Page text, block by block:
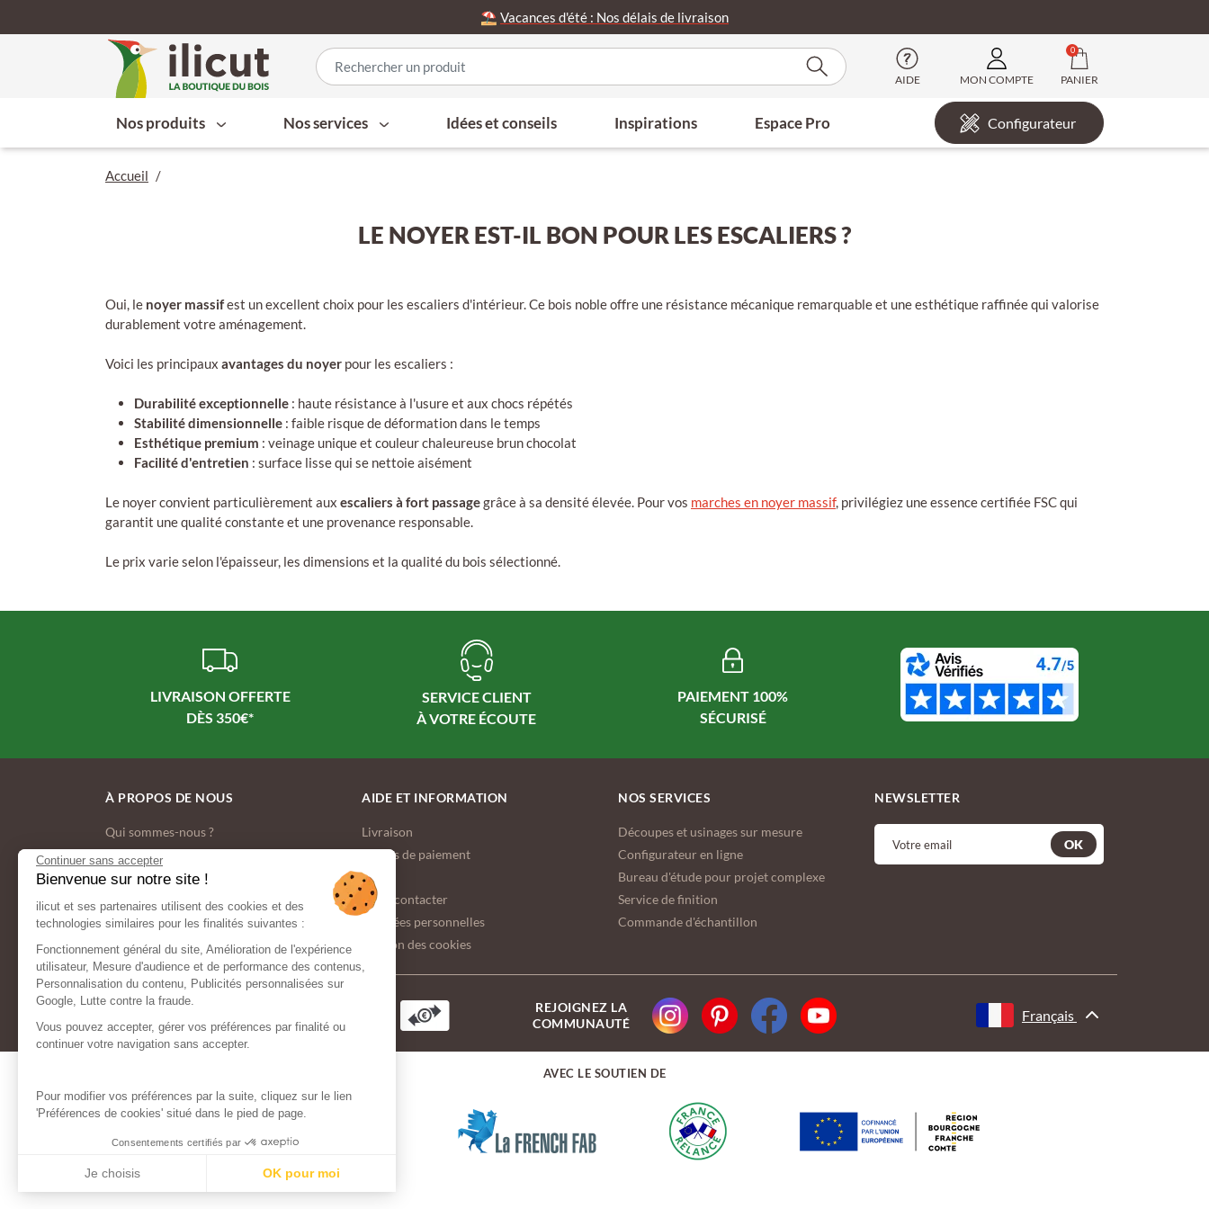
Continuer sans accepter
Bienvenue sur notre site !
ilicut et ses partenaires utilisent des cookies et des
technologies similaires pour les finalités suivantes :
Fonctionnement général du site, Amélioration de l'expérience
utilisateur, Mesure d'audience et de performance des contenus,
Personnalisation du contenu, Publicités personnalisées sur
Google, Lutte contre la fraude.
Vous pouvez accepter, gérer vos préférences par finalité ou
continuer votre navigation sans accepter.
Pour modifier vos préférences par la suite, cliquez sur le lien
'Préférences de cookies' situé dans le pied de page.
Consentements certifiés par
Je choisis OK pour moi
⛱️ Vacances d'été : Nos délais de livraison
AIDE MON COMPTE
0
PANIER
Nos produits Nos services Idées et conseils Inspirations Espace Pro Configurateur
Accueil /
LE NOYER EST-IL BON POUR LES ESCALIERS ?
Oui, le noyer massifest un excellent choix pour les escaliers d'intérieur. Ce bois noble offre une résistance mécanique remarquable et une esthétique raffinée qui valorise
durablement votre aménagement.
Voici les principaux avantages du noyer pour les escaliers :
Durabilité exceptionnelle : haute résistance à l'usure et aux chocs répétés
Stabilité dimensionnelle : faible risque de déformation dans le temps
Esthétique premium : veinage unique et couleur chaleureuse brun chocolat
Facilité d'entretien : surface lisse qui se nettoie aisément
Le noyer convient particulièrement aux escaliers à fort passagegrâce à sa densité élevée. Pour vos marches en noyer massif, privilégiez une essence certifiée FSC qui
garantit une qualité constante et une provenance responsable.
Le prix varie selon l'épaisseur, les dimensions et la qualité du bois sélectionné.
LIVRAISON OFFERTE
SERVICE CLIENT
PAIEMENT 100%
SÉCURISÉ
À PROPOS DE NOUS
Qui sommes-nous ?
Nos engagements écologiques
C.G.V.
Espace Presse
AIDE ET INFORMATION
Livraison
Modes de paiement
FAQ
Nous contacter
Données personnelles
Gestion des cookies
NOS SERVICES
Découpes et usinages sur mesure
Configurateur en ligne
Bureau d'étude pour projet complexe
Service de finition
Commande d'échantillon
NEWSLETTER
OK
MODES DE
PAIEMENT
REJOIGNEZ LA
COMMUNAUTÉ
Français
AVEC LE SOUTIEN DE